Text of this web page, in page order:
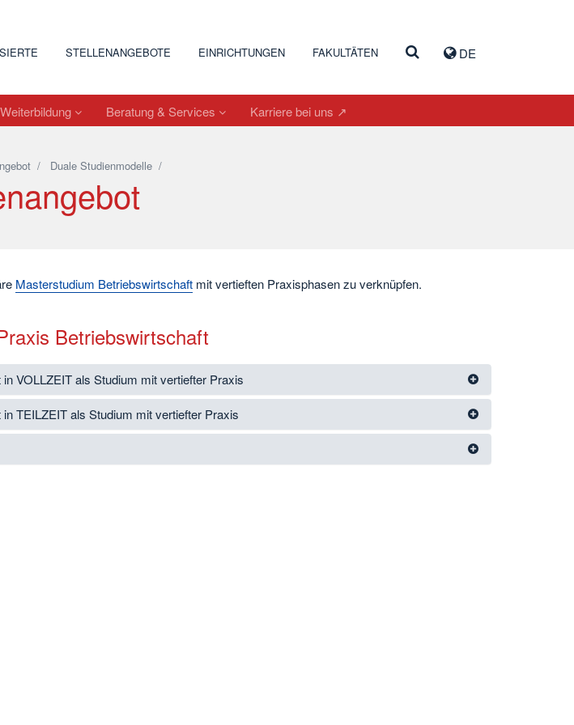
DE
STELLENANGEBOTE EINRICHTUNGEN FAKULTÄTEN
Weiterbildung Beratung & Services Karriere bei uns ↗
/ Duale Studienmodelle/
Masterstudium Betriebswirtschaftmit vertieften Praxisphasen zu verknüpfen.
Betriebswirtschaft
VOLLZEIT als Studium mit vertiefter Praxis
TEILZEIT als Studium mit vertiefter Praxis